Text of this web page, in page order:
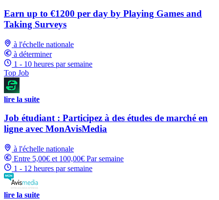
Earn up to €1200 per day by Playing Games and
Taking Surveys
à l'échelle nationale
à déterminer
1 - 10 heures par semaine
Top Job
lire la suite
Job étudiant : Participez à des études de marché en
ligne avec MonAvisMedia
à l'échelle nationale
Entre 5,00€ et 100,00€ Par semaine
1 - 12 heures par semaine
lire la suite